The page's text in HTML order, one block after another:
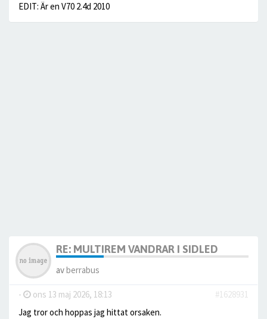
EDIT: Är en V70 2.4d 2010
RE: MULTIREM VANDRAR I SIDLED
avberrabus
- ons 13 maj 2026, 18:13
#1628931
Jag tror och hoppas jag hittat orsaken.